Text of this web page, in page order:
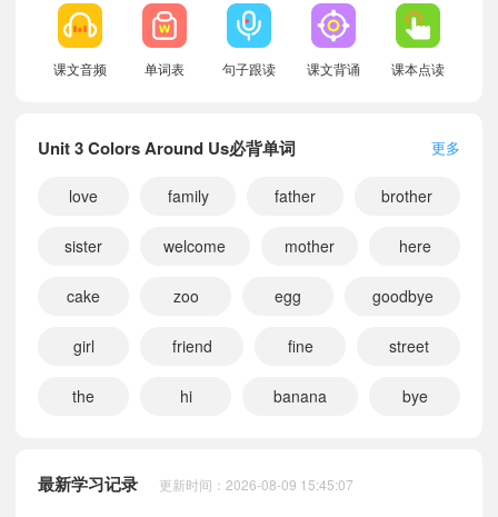
课文音频 单词表 句子跟读 课文背诵 课本点读
Unit 3 Colors Around Us必背单词 更多
love family father brother
sister welcome mother here
cake zoo egg goodbye
girl friend fine street
the hi banana bye
最新学习记录 更新时间：2026-08-09 15:45:07
闽教版三年级下册Unit 2 Fun Numbers课文朗读
小宝237580
闽教版三年级下册Additional Words课文朗读
小宝192535
小宝899801
正在学习